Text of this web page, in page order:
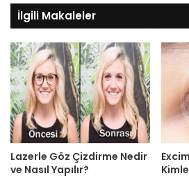
İlgili Makaleler
Lazerle Göz Çizdirme Nedir
ve Nasıl Yapılır?